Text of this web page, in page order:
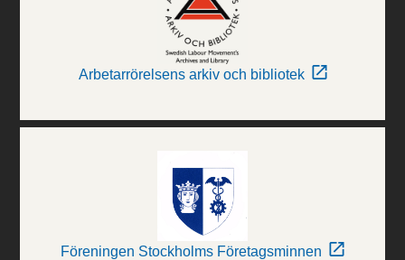
Arbetarrörelsens arkiv och bibliotek
Föreningen Stockholms Företagsminnen